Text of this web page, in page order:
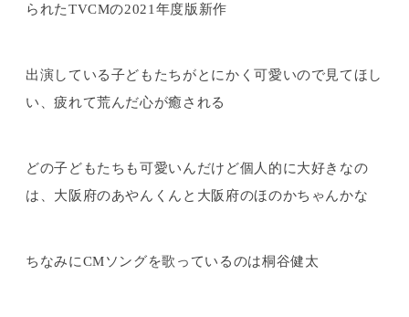
られたTVCMの2021年度版新作
出演している子どもたちがとにかく可愛いので見てほし
い、疲れて荒んだ心が癒される
どの子どもたちも可愛いんだけど個人的に大好きなの
は、大阪府のあやんくんと大阪府のほのかちゃんかな
ちなみにCMソングを歌っているのは桐谷健太